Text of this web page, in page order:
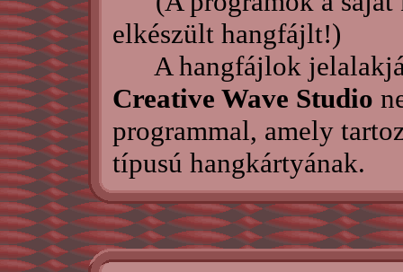
elkészült hangfájlt!)
A hangfájlok
Creative Wave Studio
programmal, amely
típusú hangkártyának.